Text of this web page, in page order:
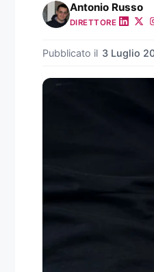
Antonio Russo
DIRETTORE
Pubblicato il 3 Luglio